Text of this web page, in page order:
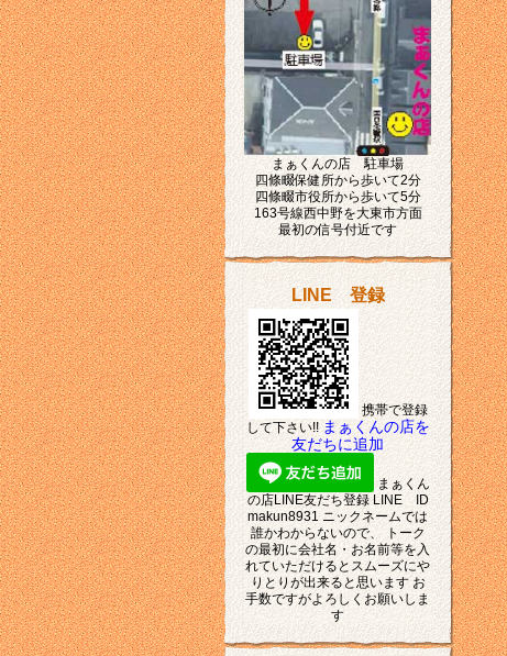
まぁくんの店 駐車場
四條畷保健所から歩いて2分
四條畷市役所から歩いて5分
163号線西中野を大東市方面
最初の信号付近です
LINE 登録
携帯で登録
して下さい!!まぁくんの店を
友だちに追加
まぁくん
の店LINE友だち登録 LINE ID
makun8931 ニックネームでは
誰かわからないので、 トーク
の最初に会社名・お名前等を入
れていただけるとスムーズにや
りとりが出来ると思います お
手数ですがよろしくお願いしま
す